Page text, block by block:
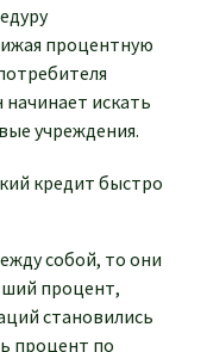
процентную
искать
учреждения.
собой, то они
процент,
становились
процент по